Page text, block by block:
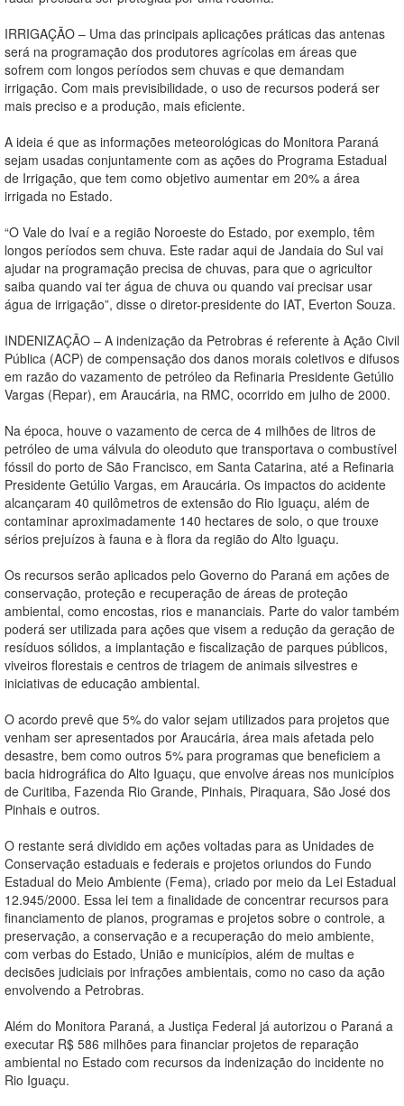
IRRIGAÇÃO – Uma das principais aplicações práticas das antenas
será na programação dos produtores agrícolas em áreas que
sofrem com longos períodos sem chuvas e que demandam
irrigação. Com mais previsibilidade, o uso de recursos poderá ser
mais preciso e a produção, mais eficiente.
A ideia é que as informações meteorológicas do Monitora Paraná
sejam usadas conjuntamente com as ações do Programa Estadual
de Irrigação, que tem como objetivo aumentar em 20% a área
irrigada no Estado.
“O Vale do Ivaí e a região Noroeste do Estado, por exemplo, têm
longos períodos sem chuva. Este radar aqui de Jandaia do Sul vai
ajudar na programação precisa de chuvas, para que o agricultor
saiba quando vai ter água de chuva ou quando vai precisar usar
água de irrigação”, disse o diretor-presidente do IAT, Everton Souza.
INDENIZAÇÃO – A indenização da Petrobras é referente à Ação Civil
Pública (ACP) de compensação dos danos morais coletivos e difusos
em razão do vazamento de petróleo da Refinaria Presidente Getúlio
Vargas (Repar), em Araucária, na RMC, ocorrido em julho de 2000.
Na época, houve o vazamento de cerca de 4 milhões de litros de
petróleo de uma válvula do oleoduto que transportava o combustível
fóssil do porto de São Francisco, em Santa Catarina, até a Refinaria
Presidente Getúlio Vargas, em Araucária. Os impactos do acidente
alcançaram 40 quilômetros de extensão do Rio Iguaçu, além de
contaminar aproximadamente 140 hectares de solo, o que trouxe
sérios prejuízos à fauna e à flora da região do Alto Iguaçu.
Os recursos serão aplicados pelo Governo do Paraná em ações de
conservação, proteção e recuperação de áreas de proteção
ambiental, como encostas, rios e mananciais. Parte do valor também
poderá ser utilizada para ações que visem a redução da geração de
resíduos sólidos, a implantação e fiscalização de parques públicos,
viveiros florestais e centros de triagem de animais silvestres e
iniciativas de educação ambiental.
O acordo prevê que 5% do valor sejam utilizados para projetos que
venham ser apresentados por Araucária, área mais afetada pelo
desastre, bem como outros 5% para programas que beneficiem a
bacia hidrográfica do Alto Iguaçu, que envolve áreas nos municípios
de Curitiba, Fazenda Rio Grande, Pinhais, Piraquara, São José dos
Pinhais e outros.
O restante será dividido em ações voltadas para as Unidades de
Conservação estaduais e federais e projetos oriundos do Fundo
Estadual do Meio Ambiente (Fema), criado por meio da Lei Estadual
12.945/2000. Essa lei tem a finalidade de concentrar recursos para
financiamento de planos, programas e projetos sobre o controle, a
preservação, a conservação e a recuperação do meio ambiente,
com verbas do Estado, União e municípios, além de multas e
decisões judiciais por infrações ambientais, como no caso da ação
envolvendo a Petrobras.
Além do Monitora Paraná, a Justiça Federal já autorizou o Paraná a
executar R$ 586 milhões para financiar projetos de reparação
ambiental no Estado com recursos da indenização do incidente no
Rio Iguaçu.